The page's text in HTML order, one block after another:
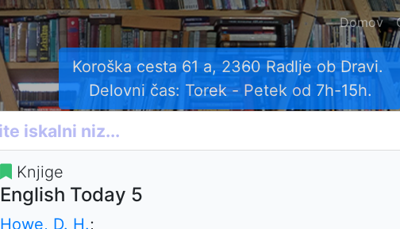
Domov
Koroška cesta 61 a, 2360 Radlje ob Dravi.
Delovni čas: Torek - Petek od 7h-15h.
Knjige
English Today 5
Howe, D. H.;